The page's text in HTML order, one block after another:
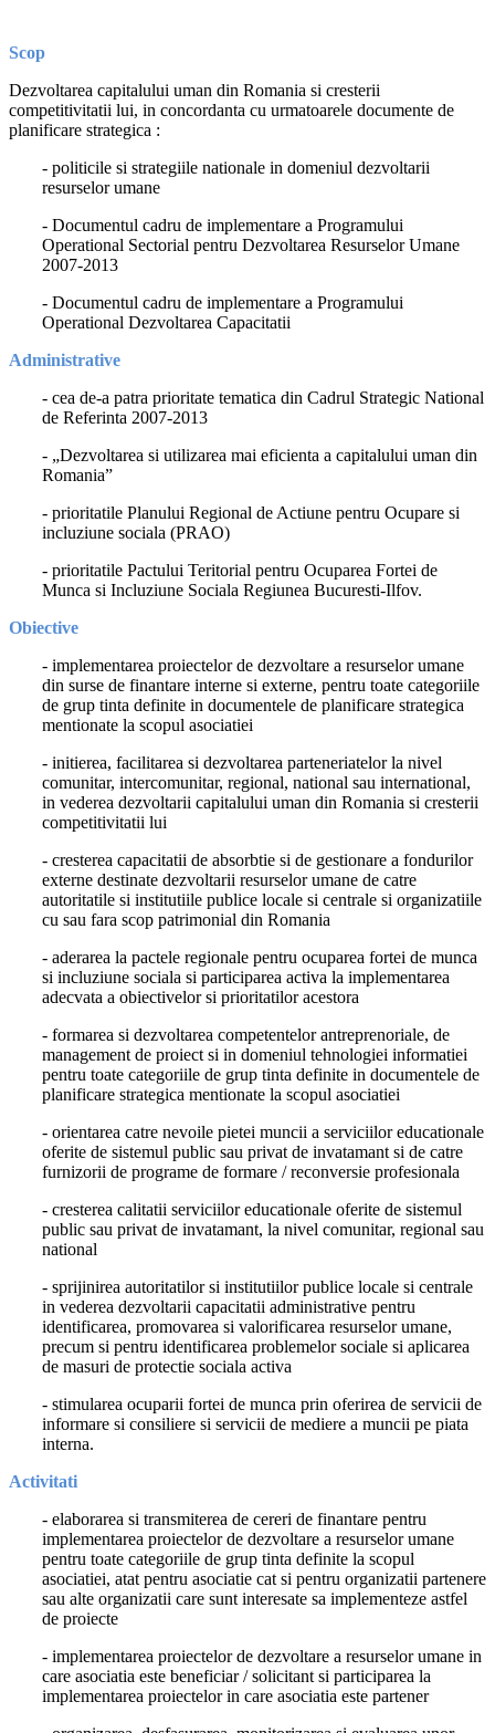
Scop
Dezvoltarea capitalului uman din Romania si cresterii
competitivitatii lui, in concordanta cu urmatoarele documente de
planificare strategica :
- politicile si strategiile nationale in domeniul dezvoltarii
resurselor umane
- Documentul cadru de implementare a Programului
Operational Sectorial pentru Dezvoltarea Resurselor Umane
2007-2013
- Documentul cadru de implementare a Programului
Operational Dezvoltarea Capacitatii
Administrative
- cea de-a patra prioritate tematica din Cadrul Strategic National
de Referinta 2007-2013
- „Dezvoltarea si utilizarea mai eficienta a capitalului uman din
Romania”
- prioritatile Planului Regional de Actiune pentru Ocupare si
incluziune sociala (PRAO)
- prioritatile Pactului Teritorial pentru Ocuparea Fortei de
Munca si Incluziune Sociala Regiunea Bucuresti-Ilfov.
Obiective
- implementarea proiectelor de dezvoltare a resurselor umane
din surse de finantare interne si externe, pentru toate categoriile
de grup tinta definite in documentele de planificare strategica
mentionate la scopul asociatiei
- initierea, facilitarea si dezvoltarea parteneriatelor la nivel
comunitar, intercomunitar, regional, national sau international,
in vederea dezvoltarii capitalului uman din Romania si cresterii
competitivitatii lui
- cresterea capacitatii de absorbtie si de gestionare a fondurilor
externe destinate dezvoltarii resurselor umane de catre
autoritatile si institutiile publice locale si centrale si organizatiile
cu sau fara scop patrimonial din Romania
- aderarea la pactele regionale pentru ocuparea fortei de munca
si incluziune sociala si participarea activa la implementarea
adecvata a obiectivelor si prioritatilor acestora
- formarea si dezvoltarea competentelor antreprenoriale, de
management de proiect si in domeniul tehnologiei informatiei
pentru toate categoriile de grup tinta definite in documentele de
planificare strategica mentionate la scopul asociatiei
- orientarea catre nevoile pietei muncii a serviciilor educationale
oferite de sistemul public sau privat de invatamant si de catre
furnizorii de programe de formare / reconversie profesionala
- cresterea calitatii serviciilor educationale oferite de sistemul
public sau privat de invatamant, la nivel comunitar, regional sau
national
- sprijinirea autoritatilor si institutiilor publice locale si centrale
in vederea dezvoltarii capacitatii administrative pentru
identificarea, promovarea si valorificarea resurselor umane,
precum si pentru identificarea problemelor sociale si aplicarea
de masuri de protectie sociala activa
- stimularea ocuparii fortei de munca prin oferirea de servicii de
informare si consiliere si servicii de mediere a muncii pe piata
interna.
Activitati
- elaborarea si transmiterea de cereri de finantare pentru
implementarea proiectelor de dezvoltare a resurselor umane
pentru toate categoriile de grup tinta definite la scopul
asociatiei, atat pentru asociatie cat si pentru organizatii partenere
sau alte organizatii care sunt interesate sa implementeze astfel
de proiecte
- implementarea proiectelor de dezvoltare a resurselor umane in
care asociatia este beneficiar / solicitant si participarea la
implementarea proiectelor in care asociatia este partener